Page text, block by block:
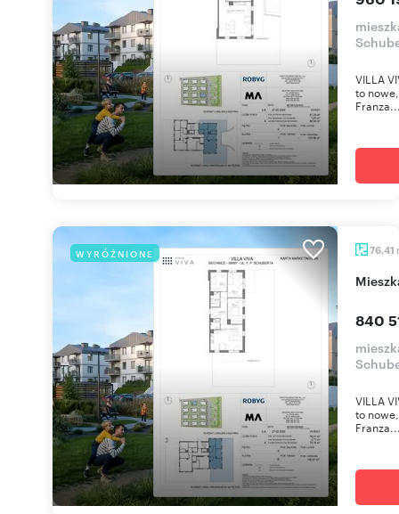
VILLA
to
WYRÓŻNIONE 76,41
840
VILLA
to